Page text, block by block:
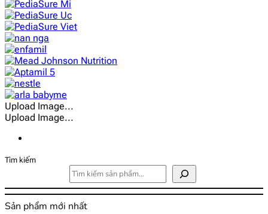
Upload Image...
Upload Image...
Tìm kiếm
Sản phẩm mới nhất